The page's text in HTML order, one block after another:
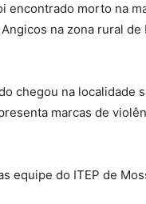
encontrado morto na
na zona rural de
chegou na localidade
marcas de
equipe do ITEP de